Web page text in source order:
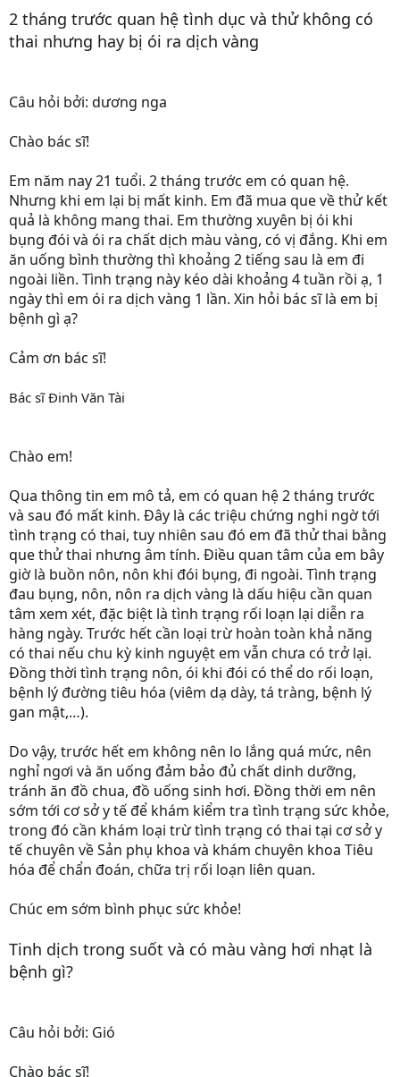
2 tháng trước quan hệ tình dục và thử không có
thai nhưng hay bị ói ra dịch vàng
Câu hỏi bởi: dương nga
Chào bác sĩ!
Em năm nay 21 tuổi. 2 tháng trước em có quan hệ.
Nhưng khi em lại bị mất kinh. Em đã mua que về thử kết
quả là không mang thai. Em thường xuyên bị ói khi
bụng đói và ói ra chất dịch màu vàng, có vị đắng. Khi em
ăn uống bình thường thì khoảng 2 tiếng sau là em đi
ngoài liền. Tình trạng này kéo dài khoảng 4 tuần rồi ạ, 1
ngày thì em ói ra dịch vàng 1 lần. Xin hỏi bác sĩ là em bị
bệnh gì ạ?
Cảm ơn bác sĩ!
Bác sĩ Đinh Văn Tài
Chào em!
Qua thông tin em mô tả, em có quan hệ 2 tháng trước
và sau đó mất kinh. Đây là các triệu chứng nghi ngờ tới
tình trạng có thai, tuy nhiên sau đó em đã thử thai bằng
que thử thai nhưng âm tính. Điều quan tâm của em bây
giờ là buồn nôn, nôn khi đói bụng, đi ngoài. Tình trạng
đau bụng, nôn, nôn ra dịch vàng là dấu hiệu cần quan
tâm xem xét, đặc biệt là tình trạng rối loạn lại diễn ra
hàng ngày. Trước hết cần loại trừ hoàn toàn khả năng
có thai nếu chu kỳ kinh nguyệt em vẫn chưa có trở lại.
Đồng thời tình trạng nôn, ói khi đói có thể do rối loạn,
bệnh lý đường tiêu hóa (viêm dạ dày, tá tràng, bệnh lý
gan mật,…).
Do vậy, trước hết em không nên lo lắng quá mức, nên
nghỉ ngơi và ăn uống đảm bảo đủ chất dinh dưỡng,
tránh ăn đồ chua, đồ uống sinh hơi. Đồng thời em nên
sớm tới cơ sở y tế để khám kiểm tra tình trạng sức khỏe,
trong đó cần khám loại trừ tình trạng có thai tại cơ sở y
tế chuyên về Sản phụ khoa và khám chuyên khoa Tiêu
hóa để chẩn đoán, chữa trị rối loạn liên quan.
Chúc em sớm bình phục sức khỏe!
Tinh dịch trong suốt và có màu vàng hơi nhạt là
bệnh gì?
Câu hỏi bởi: Gió
Chào bác sĩ!